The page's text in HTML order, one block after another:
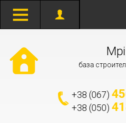
база
+38 (067)
+38 (050)